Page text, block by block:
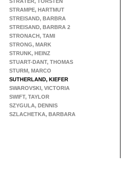
STRAMPE, HARTMUT
STREISAND, BARBRA
STREISAND, BARBRA 2
STRONACH, TAMI
STRONG, MARK
STRUNK, HEINZ
STUART-DANT, THOMAS
STURM, MARCO
SUTHERLAND, KIEFER
SWAROVSKI, VICTORIA
SWIFT, TAYLOR
SZYGULA, DENNIS
SZLACHETKA, BARBARA